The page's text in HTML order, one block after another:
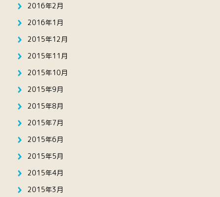
2016年2月
2016年1月
2015年12月
2015年11月
2015年10月
2015年9月
2015年8月
2015年7月
2015年6月
2015年5月
2015年4月
2015年3月